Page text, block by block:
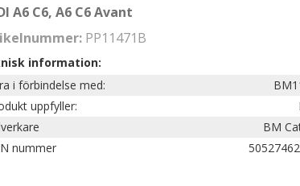
A6 C6, A6 C6 Avant
PP11471B
information:
i förbindelse med:
uppfyller:
BM
nummer